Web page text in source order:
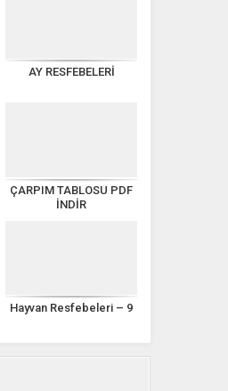
AY RESFEBELERİ
ÇARPIM TABLOSU PDF
İNDİR
Hayvan Resfebeleri – 9